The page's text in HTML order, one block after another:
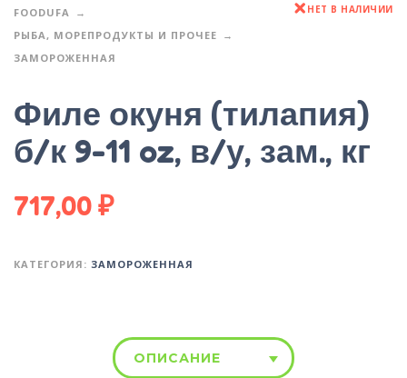
FOODUFA
РЫБА, МОРЕПРОДУКТЫ И ПРОЧЕЕ
ЗАМОРОЖЕННАЯ
НЕТ В НАЛИЧИИ
Филе окуня (тилапия)
б/к 9-11 oz, в/у, зам., кг
717,00₽
КАТЕГОРИЯ: ЗАМОРОЖЕННАЯ
ОПИСАНИЕ